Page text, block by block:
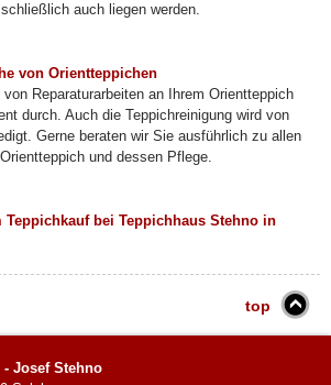
auch liegen werden.
von Orientteppichen
Reparaturarbeiten an Ihrem Orientteppich
durch. Auch die Teppichreinigung wird von
Gerne beraten wir Sie ausführlich zu allen
und dessen Pflege.
Teppichkauf bei Teppichhaus Stehno in
top
Josef Stehno